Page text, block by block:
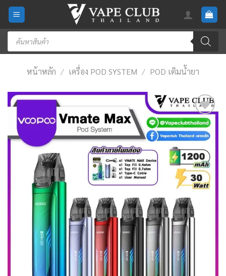
Skip
content
Products
search
หน้าหลัก / เครื่อง POD SYSTEM / POD เติมน้ำยา
Add
to
wishlist